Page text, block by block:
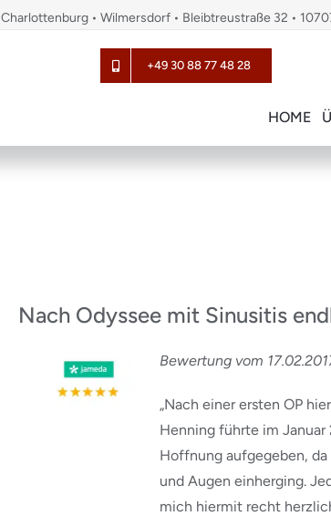
Charlottenburg • Wilmersdorf • Bleibtreustraße 32 •
+49 30 88 77 48 28
HOME
Nach Odyssee mit Sinusitis
Bewertung vom
„Nach einer ersten OP
Henning führte im
Hoffnung aufgegeben,
und Augen einherging.
mich hiermit recht